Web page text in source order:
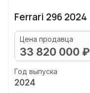
Ferrari 296 2024
Цена продавца
33 820 000 ₽
Год выпуска
2024